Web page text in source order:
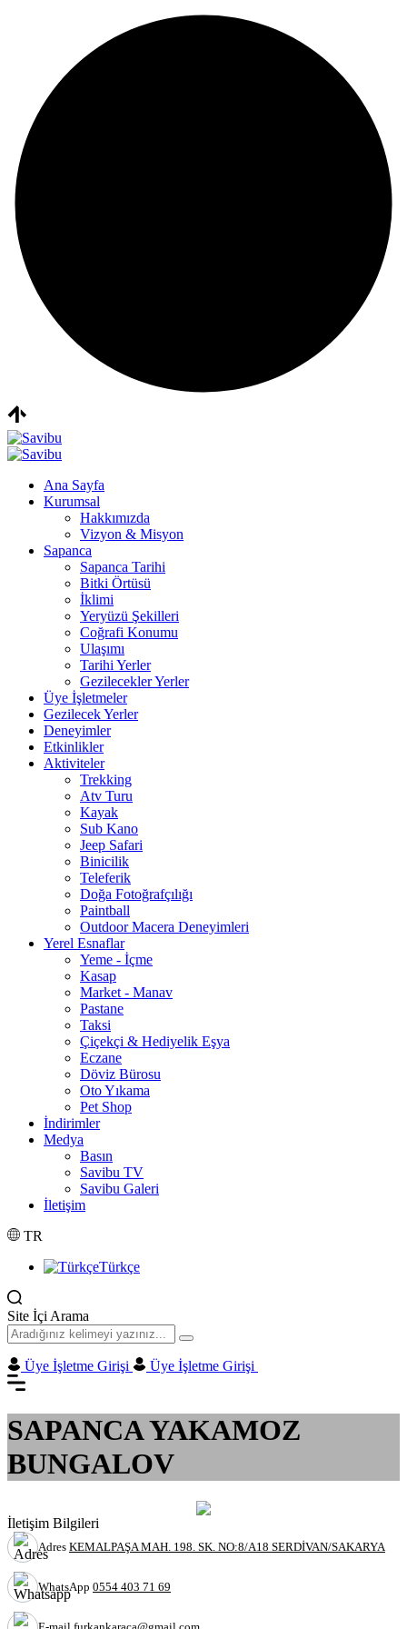
Ana Sayfa
Kurumsal
Hakkımızda
Vizyon & Misyon
Sapanca
Sapanca Tarihi
Bitki Örtüsü
İklimi
Yeryüzü Şekilleri
Coğrafi Konumu
Ulaşımı
Tarihi Yerler
Gezilecekler Yerler
Üye İşletmeler
Gezilecek Yerler
Deneyimler
Etkinlikler
Aktiviteler
Trekking
Atv Turu
Kayak
Sub Kano
Jeep Safari
Binicilik
Teleferik
Doğa Fotoğrafçılığı
Paintball
Outdoor Macera Deneyimleri
Yerel Esnaflar
Yeme - İçme
Kasap
Market - Manav
Pastane
Taksi
Çiçekçi & Hediyelik Eşya
Eczane
Döviz Bürosu
Oto Yıkama
Pet Shop
İndirimler
Medya
Basın
Savibu TV
Savibu Galeri
İletişim
TR
Türkçe
Site İçi Arama
Üye İşletme Girişi Üye İşletme Girişi
SAPANCA YAKAMOZ
BUNGALOV
İletişim Bilgileri
Adres KEMALPAŞA MAH. 198. SK. NO:8/A18 SERDİVAN/SAKARYA
WhatsApp 0554 403 71 69